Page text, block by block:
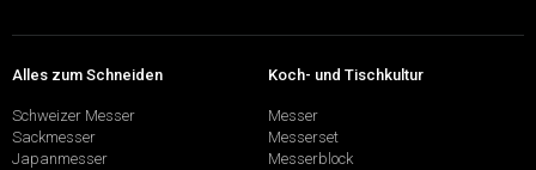
Alles zum Schneiden
Schweizer Messer
Sackmesser
Japanmesser
Koch- und Tischkultur
Messer
Messerset
Messerblock